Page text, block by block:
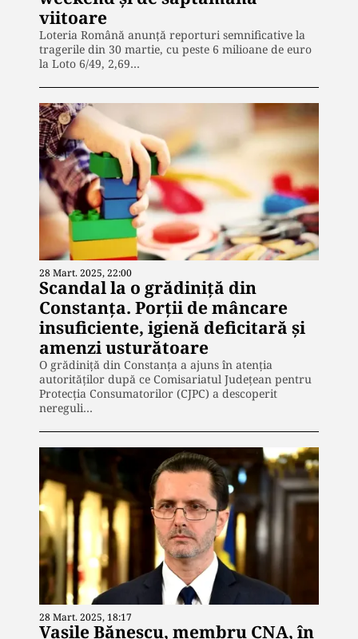
viitoare
Loteria Română anunță reporturi semnificative la
tragerile din 30 martie, cu peste 6 milioane de euro
la Loto 6/49, 2,69…
28 Mart. 2025, 22:00
Scandal la o grădiniță din
Constanța. Porții de mâncare
insuficiente, igienă deficitară și
amenzi usturătoare
O grădiniță din Constanța a ajuns în atenția
autorităților după ce Comisariatul Județean pentru
Protecția Consumatorilor (CJPC) a descoperit
nereguli…
28 Mart. 2025, 18:17
Vasile Bănescu, membru CNA, în